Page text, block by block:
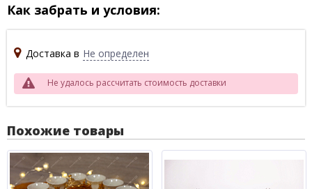
Как забрать и условия:
Доставка в Не определен
Не удалось рассчитать стоимость доставки
Похожие товары